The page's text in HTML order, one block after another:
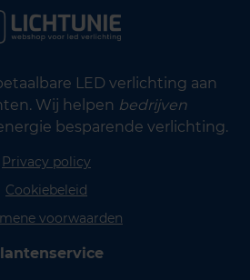
LED verlichting aan
Wij helpen bedrijven
besparende verlichting.
Privacy policy
Cookiebeleid
voorwaarden